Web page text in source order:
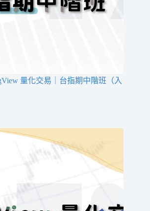
量化交易｜台指期中階班（入